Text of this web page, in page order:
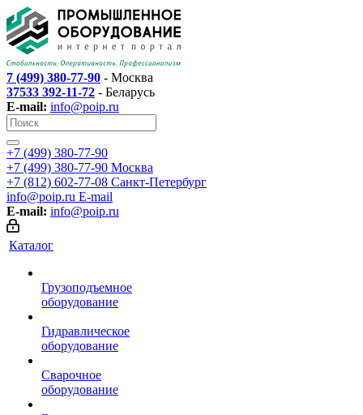
7 (499) 380-77-90 - Москва
37533 392-11-72 - Беларусь
E-mail: info@poip.ru
+7 (499) 380-77-90
+7 (499) 380-77-90 Москва
+7 (812) 602-77-08 Санкт-Петербург
info@poip.ru E-mail
E-mail: info@poip.ru
Каталог
Грузоподъемное
оборудование
Гидравлическое
оборудование
Сварочное
оборудование